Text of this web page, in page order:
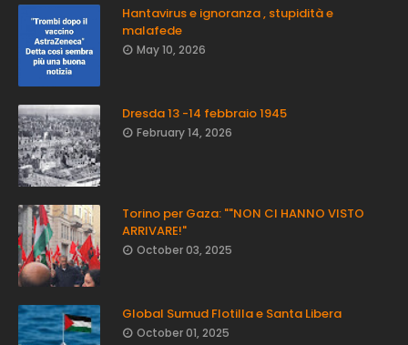
Hantavirus e ignoranza , stupidità e
malafede
May 10, 2026
Dresda 13 -14 febbraio 1945
February 14, 2026
Torino per Gaza: ""NON CI HANNO VISTO
ARRIVARE!"
October 03, 2025
Global Sumud Flotilla e Santa Libera
October 01, 2025